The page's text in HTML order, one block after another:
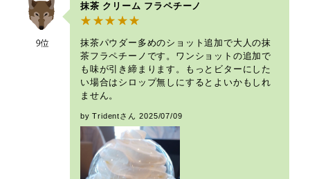
抹茶 クリーム フラペチーノ
抹茶パウダー多めのショット追加で大人の抹
茶フラペチーノです。ワンショットの追加で
も味が引き締まります。もっとビターにした
い場合はシロップ無しにするとよいかもしれ
ません。
by Tridentさん 2025/07/09